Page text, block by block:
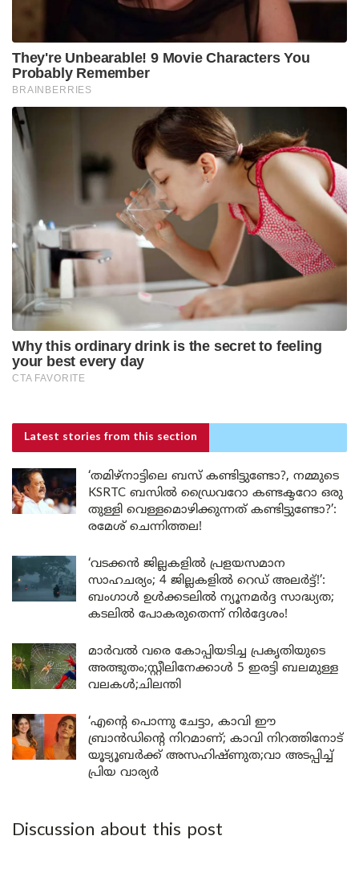
Latest stories from this section
‘തമിഴ്‌നാട്ടിലെ ബസ് കണ്ടിട്ടുണ്ടോ?, നമ്മുടെ
KSRTC ബസിൽ ഡ്രൈവറോ കണ്ടക്ടറോ ഒരു
തുള്ളി വെള്ളമൊഴിക്കുന്നത് കണ്ടിട്ടുണ്ടോ?’:
രമേശ് ചെന്നിത്തല!
‘വടക്കൻ ജില്ലകളിൽ പ്രളയസമാന
സാഹചര്യം; 4 ജില്ലകളിൽ റെഡ് അലർട്ട്!’:
ബംഗാൾ ഉൾക്കടലിൽ ന്യൂനമർദ്ദ സാദ്ധ്യത;
കടലിൽ പോകരുതെന്ന് നിർദ്ദേശം!
മാർവൽ വരെ കോപ്പിയടിച്ച പ്രകൃതിയുടെ
അത്ഭുതം;സ്റ്റീലിനേക്കാൾ 5 ഇരട്ടി ബലമുള്ള
വലകൾ;ചിലന്തി
‘എന്റെ പൊന്നു ചേട്ടാ, കാവി ഈ
ബ്രാൻഡിന്റെ നിറമാണ്; കാവി നിറത്തിനോട്
യൂട്യൂബർക്ക് അസഹിഷ്ണുത;വാ അടപ്പിച്ച്
പ്രിയ വാര്യർ
Discussion about this post